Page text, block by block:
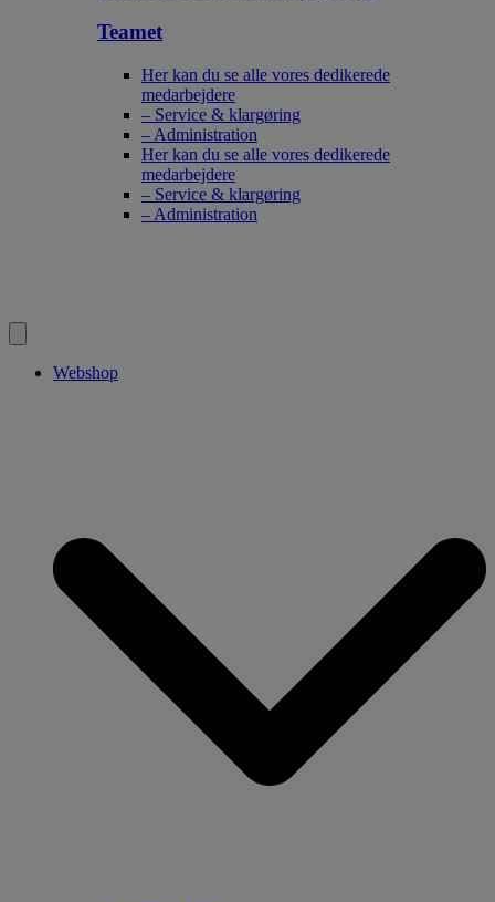
Teamet
Her kan du se alle vores dedikerede
medarbejdere
– Service & klargøring
– Administration
Her kan du se alle vores dedikerede
medarbejdere
– Service & klargøring
– Administration
Webshop